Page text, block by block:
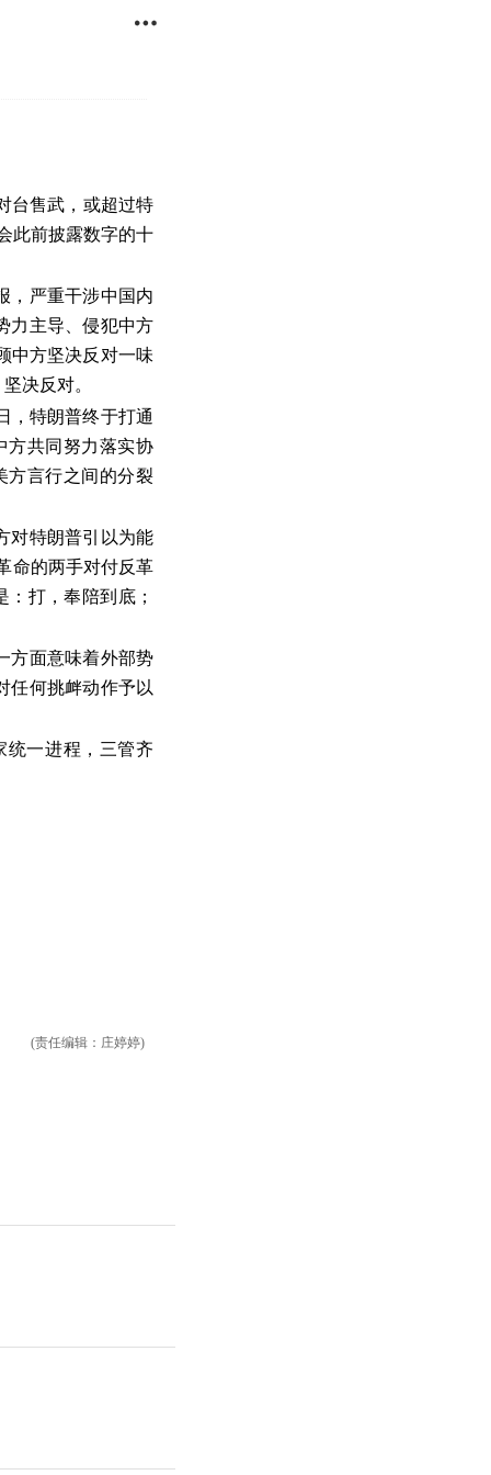

台售武，或超过特
此前披露数字的十
，严重干涉中国内
力主导、侵犯中方
中方坚决反对一味
决反对。
，特朗普终于打通
方共同努力落实协
方言行之间的分裂
对特朗普引以为能
命的两手对付反革
打，奉陪到底；
方面意味着外部势
任何挑衅动作予以
统一进程，三管齐
(责任编辑：庄婷婷)